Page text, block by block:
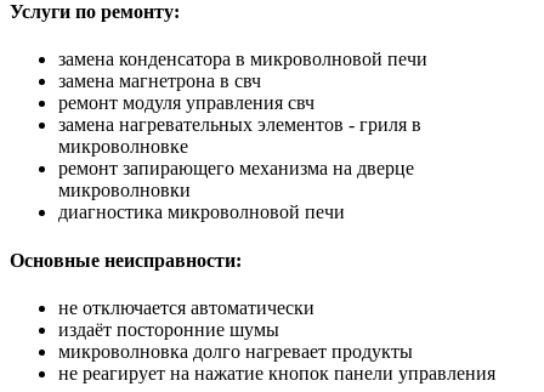
Услуги по ремонту:
замена конденсатора в микроволновой печи
замена магнетрона в свч
ремонт модуля управления свч
замена нагревательных элементов - гриля в
микроволновке
ремонт запирающего механизма на дверце
микроволновки
диагностика микроволновой печи
Основные неисправности:
не отключается автоматически
издаёт посторонние шумы
микроволновка долго нагревает продукты
не реагирует на нажатие кнопок панели управления